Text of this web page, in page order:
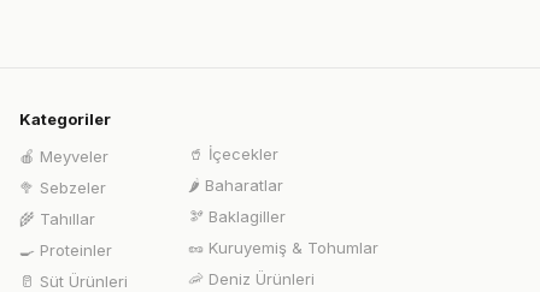
Kategoriler
🍎 Meyveler
🥦 Sebzeler
🌾 Tahıllar
🍳 Proteinler
🥛 Süt Ürünleri
🥤 İçecekler
🌶️ Baharatlar
🫘 Baklagiller
🥜 Kuruyemiş & Tohumlar
🦐 Deniz Ürünleri